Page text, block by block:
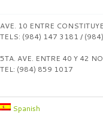
AVE. 10 ENTRE
TELS: (984) 147 3181 /
5TA. AVE. ENTRE 40 Y 42
TEL: (984) 859 1017
Spanish